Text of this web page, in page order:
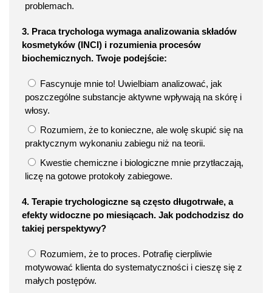
problemach.
3. Praca trychologa wymaga analizowania składów
kosmetyków (INCI) i rozumienia procesów
biochemicznych. Twoje podejście:
Fascynuje mnie to! Uwielbiam analizować, jak
poszczególne substancje aktywne wpływają na skórę i
włosy.
Rozumiem, że to konieczne, ale wolę skupić się na
praktycznym wykonaniu zabiegu niż na teorii.
Kwestie chemiczne i biologiczne mnie przytłaczają,
liczę na gotowe protokoły zabiegowe.
4. Terapie trychologiczne są często długotrwałe, a
efekty widoczne po miesiącach. Jak podchodzisz do
takiej perspektywy?
Rozumiem, że to proces. Potrafię cierpliwie
motywować klienta do systematyczności i cieszę się z
małych postępów.